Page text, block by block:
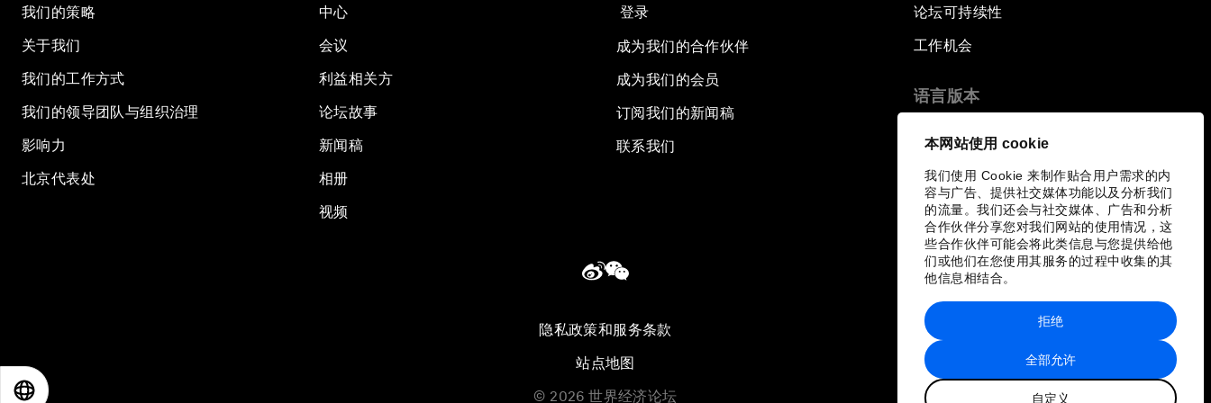
本网站使用 cookie
我们使用 Cookie 来制作贴合用户需求的内
容与广告、提供社交媒体功能以及分析我们
的流量。我们还会与社交媒体、广告和分析
合作伙伴分享您对我们网站的使用情况，这
些合作伙伴可能会将此类信息与您提供给他
们或他们在您使用其服务的过程中收集的其
他信息相结合。
全部允许
自定义
拒绝
我们的策略
关于我们
我们的工作方式
我们的领导团队与组织治理
影响力
北京代表处
中心
会议
利益相关方
论坛故事
新闻稿
相册
视频
登录
成为我们的合作伙伴
成为我们的会员
订阅我们的新闻稿
联系我们
论坛可持续性
工作机会
语言版本
隐私政策和服务条款
站点地图
© 2026 世界经济论坛